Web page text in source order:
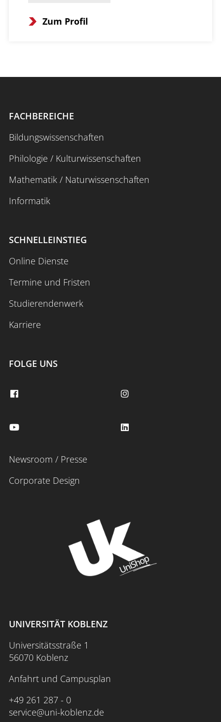
Zum Profil
FACHBEREICHE
Bildungswissenschaften
Philologie / Kulturwissenschaften
Mathematik / Naturwissenschaften
Informatik
SCHNELLEINSTIEG
Online Dienste
Termine und Fristen
Studierendenwerk
Karriere
FOLGE UNS
Newsroom / Presse
Corporate Design
UNIVERSITÄT KOBLENZ
Universitätsstraße 1
56070 Koblenz
Anfahrt und Campusplan
+49 261 287 - 0
service@uni-koblenz.de